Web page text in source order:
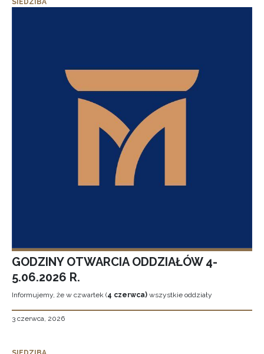
SIEDZIBA
GODZINY OTWARCIA ODDZIAŁÓW 4-
5.06.2026 R.
Informujemy, że w czwartek (4 czerwca) wszystkie oddziały
3 czerwca, 2026